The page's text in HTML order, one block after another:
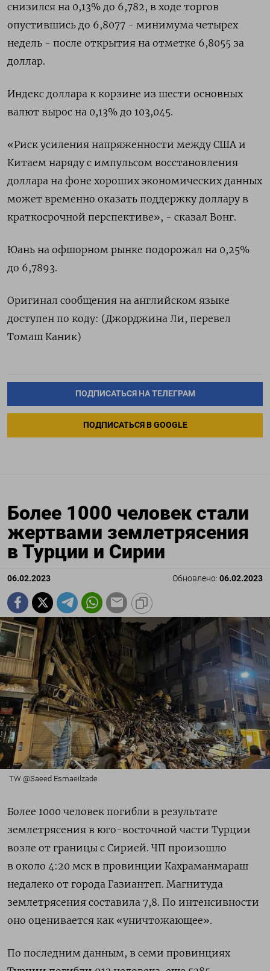
снизился на 0,13% до​ 6,782, в ходе торгов
опустившись до 6,8077 - минимума четырех
недель - после открытия на отметке 6,8055 за
доллар.
Индекс доллара к корзине из шести основных
валют вырос на 0,13% до 103,045​.
«Риск усиления напряженности между США и
Китаем наряду с импульсом восстановления
доллара на фоне хороших экономических данных
может временно оказать поддержку доллару в
краткосрочной перспективе», - сказал Вонг.
Юань на офшорном рынке подорожал на 0,25%
до 6,7893.
Оригинал сообщения на английском языке
доступен по коду: (Джорджина Ли, перевел
Томаш Каник)
ПОДПИСАТЬСЯ НА ТЕЛЕГРАМ
ПОДПИСАТЬСЯ В GOOGLE
Более 1000 человек стали
жертвами землетрясения
в Турции и Сирии
06.02.2023 Обновлено: 06.02.2023
TW @Saeed Esmaeilzade
Более 1000 человек погибли в результате
землетрясения в юго-восточной части Турции
возле от границы с Сирией. ЧП произошло
в около 4:20 мск в провинции Кахраманмараш
недалеко от города Газиантеп. Магнитуда
землетрясения составила 7,8. По интенсивности
оно оценивается как «уничтожающее».
По последним данным, в семи провинциях